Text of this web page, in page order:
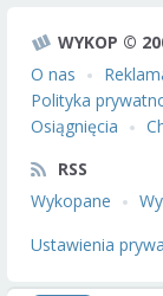
WYKOP ©
O nas
Polityka
Osiągnięcia
RSS
Wykopane
Ustawienia